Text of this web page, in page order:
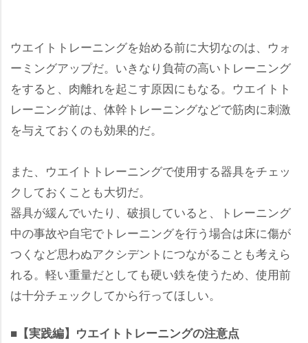
ウエイトトレーニングを始める前に大切なのは、ウォ
ーミングアップだ。いきなり負荷の高いトレーニング
をすると、肉離れを起こす原因にもなる。ウエイトト
レーニング前は、体幹トレーニングなどで筋肉に刺激
を与えておくのも効果的だ。
また、ウエイトトレーニングで使用する器具をチェッ
クしておくことも大切だ。
器具が緩んでいたり、破損していると、トレーニング
中の事故や自宅でトレーニングを行う場合は床に傷が
つくなど思わぬアクシデントにつながることも考えら
れる。軽い重量だとしても硬い鉄を使うため、使用前
は十分チェックしてから行ってほしい。
■【実践編】ウエイトトレーニングの注意点